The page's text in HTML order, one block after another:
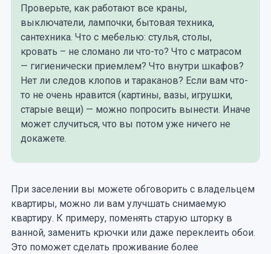
Проверьте, как работают все краны,
выключатели, лампочки, бытовая техника,
сантехника. Что с мебелью: стулья, столы,
кровать – не сломано ли что-то? Что с матрасом
— гигиенически приемлем? Что внутри шкафов?
Нет ли следов клопов и тараканов? Если вам что-
то не очень нравится (картины, вазы, игрушки,
старые вещи) — можно попросить вынести. Иначе
может случиться, что вы потом уже ничего не
докажете.
При заселении вы можете обговорить с владельцем
квартиры, можно ли вам улучшать снимаемую
квартиру. К примеру, поменять старую шторку в
ванной, заменить крючки или даже переклеить обои.
Это поможет сделать проживание более